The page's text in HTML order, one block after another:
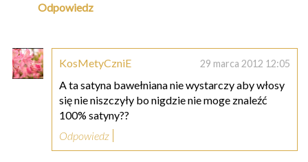
Odpowiedz
KosMetyCzniE 29 marca 2012 12:05
A ta satyna bawełniana nie wystarczy aby włosy
się nie niszczyły bo nigdzie nie moge znaleźć
100% satyny??
Odpowiedz